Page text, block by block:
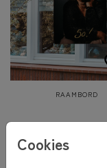
Cookies
RAAMBORD